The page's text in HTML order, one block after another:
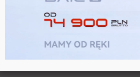
Cena 124400
ZOBACZ